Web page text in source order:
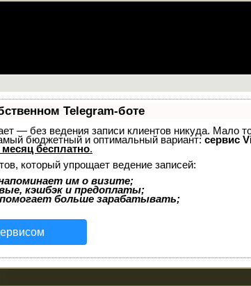
Telegram-боте
— без ведения записи клиентов никуда. Мало
бюджетный и оптимальный вариант: сервис
бесплатно.
который упрощает ведение записей:
им о визите;
кэшбэк и предоплаты;
больше зарабатывать;